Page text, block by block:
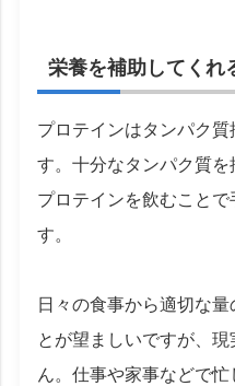
栄養を補助してくれ
プロテインはタンパク
す。十分なタンパク質を
プロテインを飲むこと
す。
日々の食事から適切な
とが望ましいですが、
ん。仕事や家事などで